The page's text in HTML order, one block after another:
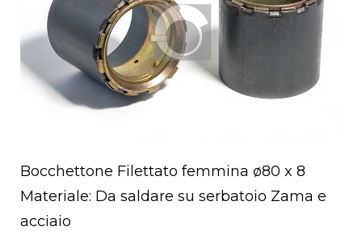
Bocchettone Filettato femmina ø80 x 8
Materiale: Da saldare su serbatoio Zama e
acciaio